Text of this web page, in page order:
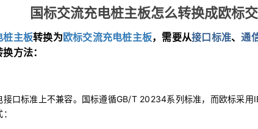
国标交流充电桩主板怎么转换成欧标
桩主板转换为 欧标交流充电桩主板，需要从接口标准、通
方法：
接口标准上不兼容。国标遵循GB/T 20234系列标准，而欧标采用